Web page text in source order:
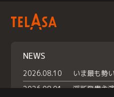
NEWS
2026.08.10
2026.08.01